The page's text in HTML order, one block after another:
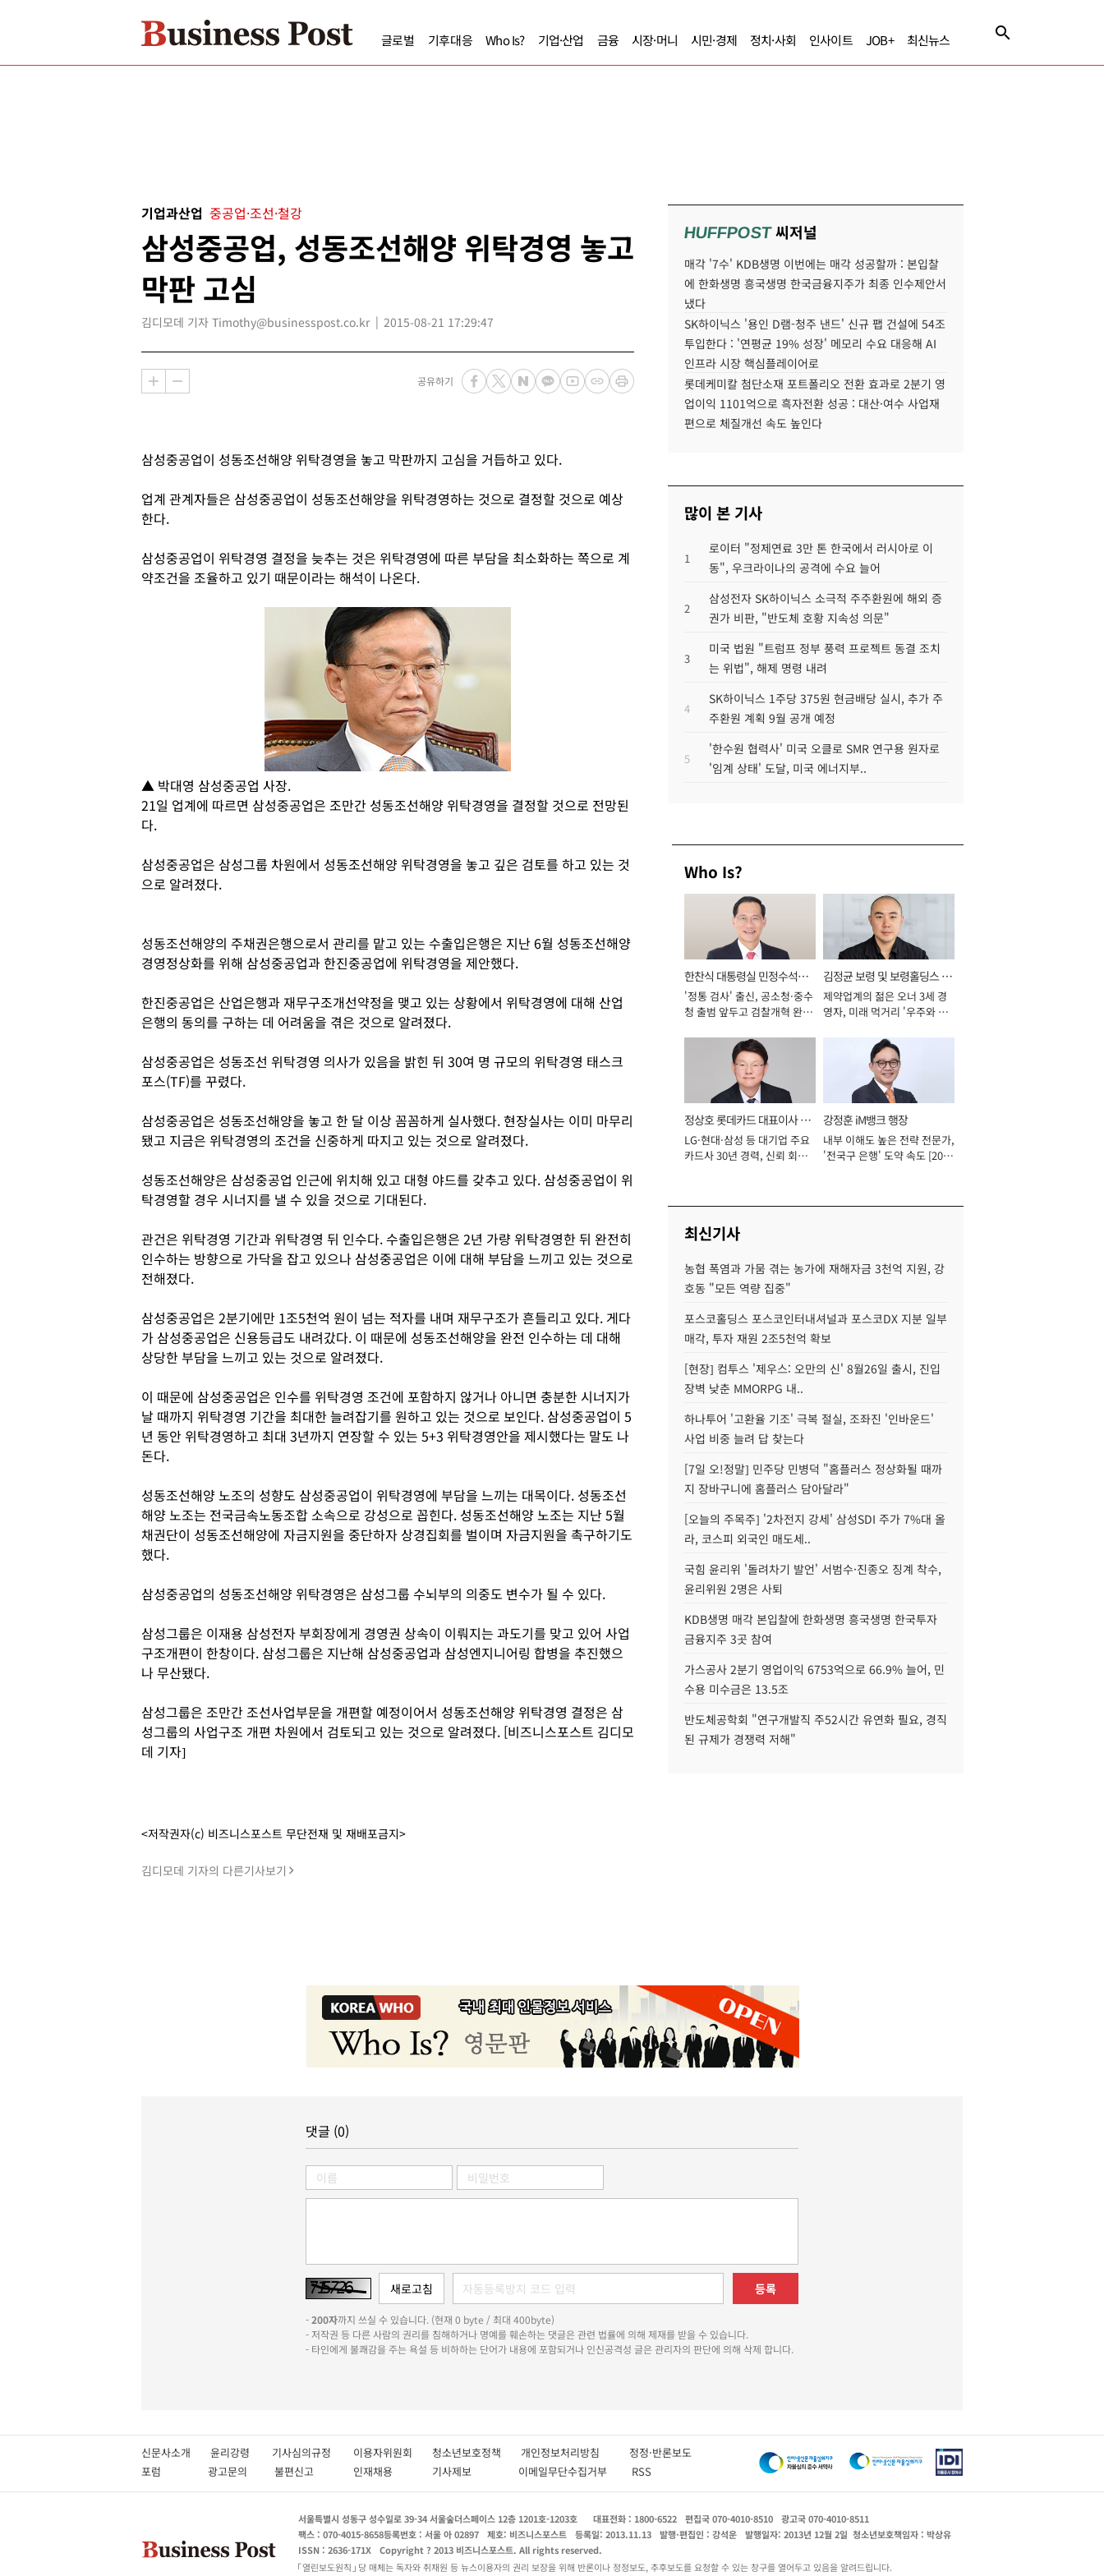
글로벌 기후대응 Who Is? 기업·산업 금융 시장·머니 시민·경제 정치·사회 인사이트 JOB+ 최신뉴스
기업과산업 중공업·조선·철강
삼성중공업, 성동조선해양 위탁경영 놓고
막판 고심
김디모데 기자 Timothy@businesspost.co.kr 2015-08-21 17:29:47
공유하기
삼성중공업이 성동조선해양 위탁경영을 놓고 막판까지 고심을 거듭하고 있다.
업계 관계자들은 삼성중공업이 성동조선해양을 위탁경영하는 것으로 결정할 것으로 예상
한다.
삼성중공업이 위탁경영 결정을 늦추는 것은 위탁경영에 따른 부담을 최소화하는 쪽으로 계
약조건을 조율하고 있기 때문이라는 해석이 나온다.
▲ 박대영 삼성중공업 사장.
21일 업계에 따르면 삼성중공업은 조만간 성동조선해양 위탁경영을 결정할 것으로 전망된
다.
삼성중공업은 삼성그룹 차원에서 성동조선해양 위탁경영을 놓고 깊은 검토를 하고 있는 것
으로 알려졌다.
성동조선해양의 주채권은행으로서 관리를 맡고 있는 수출입은행은 지난 6월 성동조선해양
경영정상화를 위해 삼성중공업과 한진중공업에 위탁경영을 제안했다.
한진중공업은 산업은행과 재무구조개선약정을 맺고 있는 상황에서 위탁경영에 대해 산업
은행의 동의를 구하는 데 어려움을 겪은 것으로 알려졌다.
삼성중공업은 성동조선 위탁경영 의사가 있음을 밝힌 뒤 30여 명 규모의 위탁경영 태스크
포스(TF)를 꾸렸다.
삼성중공업은 성동조선해양을 놓고 한 달 이상 꼼꼼하게 실사했다. 현장실사는 이미 마무리
됐고 지금은 위탁경영의 조건을 신중하게 따지고 있는 것으로 알려졌다.
성동조선해양은 삼성중공업 인근에 위치해 있고 대형 야드를 갖추고 있다. 삼성중공업이 위
탁경영할 경우 시너지를 낼 수 있을 것으로 기대된다.
관건은 위탁경영 기간과 위탁경영 뒤 인수다. 수출입은행은 2년 가량 위탁경영한 뒤 완전히
인수하는 방향으로 가닥을 잡고 있으나 삼성중공업은 이에 대해 부담을 느끼고 있는 것으로
전해졌다.
삼성중공업은 2분기에만 1조5천억 원이 넘는 적자를 내며 재무구조가 흔들리고 있다. 게다
가 삼성중공업은 신용등급도 내려갔다. 이 때문에 성동조선해양을 완전 인수하는 데 대해
상당한 부담을 느끼고 있는 것으로 알려졌다.
이 때문에 삼성중공업은 인수를 위탁경영 조건에 포함하지 않거나 아니면 충분한 시너지가
날 때까지 위탁경영 기간을 최대한 늘려잡기를 원하고 있는 것으로 보인다. 삼성중공업이 5
년 동안 위탁경영하고 최대 3년까지 연장할 수 있는 5+3 위탁경영안을 제시했다는 말도 나
돈다.
성동조선해양 노조의 성향도 삼성중공업이 위탁경영에 부담을 느끼는 대목이다. 성동조선
해양 노조는 전국금속노동조합 소속으로 강성으로 꼽힌다. 성동조선해양 노조는 지난 5월
채권단이 성동조선해양에 자금지원을 중단하자 상경집회를 벌이며 자금지원을 촉구하기도
했다.
삼성중공업의 성동조선해양 위탁경영은 삼성그룹 수뇌부의 의중도 변수가 될 수 있다.
삼성그룹은 이재용 삼성전자 부회장에게 경영권 상속이 이뤄지는 과도기를 맞고 있어 사업
구조개편이 한창이다. 삼성그룹은 지난해 삼성중공업과 삼성엔지니어링 합병을 추진했으
나 무산됐다.
삼성그룹은 조만간 조선사업부문을 개편할 예정이어서 성동조선해양 위탁경영 결정은 삼
성그룹의 사업구조 개편 차원에서 검토되고 있는 것으로 알려졌다. [비즈니스포스트 김디모
데 기자]
<저작권자(c) 비즈니스포스트 무단전재 및 재배포금지>
김디모데 기자의 다른기사보기
HUFFPOST씨저널
매각 '7수' KDB생명 이번에는 매각 성공할까 : 본입찰
에 한화생명 흥국생명 한국금융지주가 최종 인수제안서
냈다
SK하이닉스 '용인 D램-청주 낸드' 신규 팹 건설에 54조
투입한다 : '연평균 19% 성장' 메모리 수요 대응해 AI
인프라 시장 핵심플레이어로
롯데케미칼 첨단소재 포트폴리오 전환 효과로 2분기 영
업이익 1101억으로 흑자전환 성공 : 대산·여수 사업재
편으로 체질개선 속도 높인다
많이 본 기사
1
로이터 "정제연료 3만 톤 한국에서 러시아로 이
동", 우크라이나의 공격에 수요 늘어
2
삼성전자 SK하이닉스 소극적 주주환원에 해외 증
권가 비판, "반도체 호황 지속성 의문"
3
미국 법원 "트럼프 정부 풍력 프로젝트 동결 조치
는 위법", 해제 명령 내려
4
SK하이닉스 1주당 375원 현금배당 실시, 추가 주
주환원 계획 9월 공개 예정
5
'한수원 협력사' 미국 오클로 SMR 연구용 원자로
'임계 상태' 도달, 미국 에너지부..
Who Is?
한찬식 대통령실 민정수석비
서관
'정통 검사' 출신, 공소청·중수
청 출범 앞두고 검찰개혁 완수
김정균 보령 및 보령홀딩스 대
표이사 사장
제약업계의 젊은 오너 3세 경
영자, 미래 먹거리 '우주와 헬
정상호 롯데카드 대표이사 사
장
LG·현대·삼성 등 대기업 주요
카드사 30년 경력, 신뢰 회복
강정훈 iM뱅크 행장
내부 이해도 높은 전략 전문가,
'전국구 은행' 도약 속도 [2026
최신기사
농협 폭염과 가뭄 겪는 농가에 재해자금 3천억 지원, 강
호동 "모든 역량 집중"
포스코홀딩스 포스코인터내셔널과 포스코DX 지분 일부
매각, 투자 재원 2조5천억 확보
[현장] 컴투스 '제우스: 오만의 신' 8월26일 출시, 진입
장벽 낮춘 MMORPG 내..
하나투어 '고환율 기조' 극복 절실, 조좌진 '인바운드'
사업 비중 늘려 답 찾는다
[7일 오!정말] 민주당 민병덕 "홈플러스 정상화될 때까
지 장바구니에 홈플러스 담아달라"
[오늘의 주목주] '2차전지 강세' 삼성SDI 주가 7%대 올
라, 코스피 외국인 매도세..
국힘 윤리위 '돌려차기 발언' 서범수·진종오 징계 착수,
윤리위원 2명은 사퇴
KDB생명 매각 본입찰에 한화생명 흥국생명 한국투자
금융지주 3곳 참여
가스공사 2분기 영업이익 6753억으로 66.9% 늘어, 민
수용 미수금은 13.5조
반도체공학회 "연구개발직 주52시간 유연화 필요, 경직
된 규제가 경쟁력 저해"
댓글 (0)
등록
-200자까지 쓰실 수 있습니다. (현재 0 byte / 최대 400byte)
- 저작권 등 다른 사람의 권리를 침해하거나 명예를 훼손하는 댓글은 관련 법률에 의해 제재를 받을 수 있습니다.
- 타인에게 불쾌감을 주는 욕설 등 비하하는 단어가 내용에 포함되거나 인신공격성 글은 관리자의 판단에 의해 삭제 합니다.
신문사소개 윤리강령 기사심의규정 이용자위원회 청소년보호정책 개인정보처리방침 정정·반론보도
포럼
광고문의 불편신고 인재채용 기사제보 이메일무단수집거부 RSS
서울특별시 성동구 성수일로 39-34 서울숲더스페이스 12층 1201호-1203호 대표전화 : 1800-6522 편집국 070-4010-8510
광고국 070-4010-8511
팩스 : 070-4015-8658등록번호 : 서울 아 02897 제호: 비즈니스포스트 등록일: 2013.11.13 발행·편집인 : 강석운 발행일자: 2013년 12월 2일 청소년보호책임자 : 박상유
ISSN : 2636-171X
Copyright ? 2013 비즈니스포스트. All rights reserved.
열린보도원칙
당 매체는 독자와 취재원 등 뉴스이용자의 권리 보장을 위해 반론이나 정정보도, 추후보도를 요청할 수 있는 창구를 열어두고 있음을 알려드립니다.